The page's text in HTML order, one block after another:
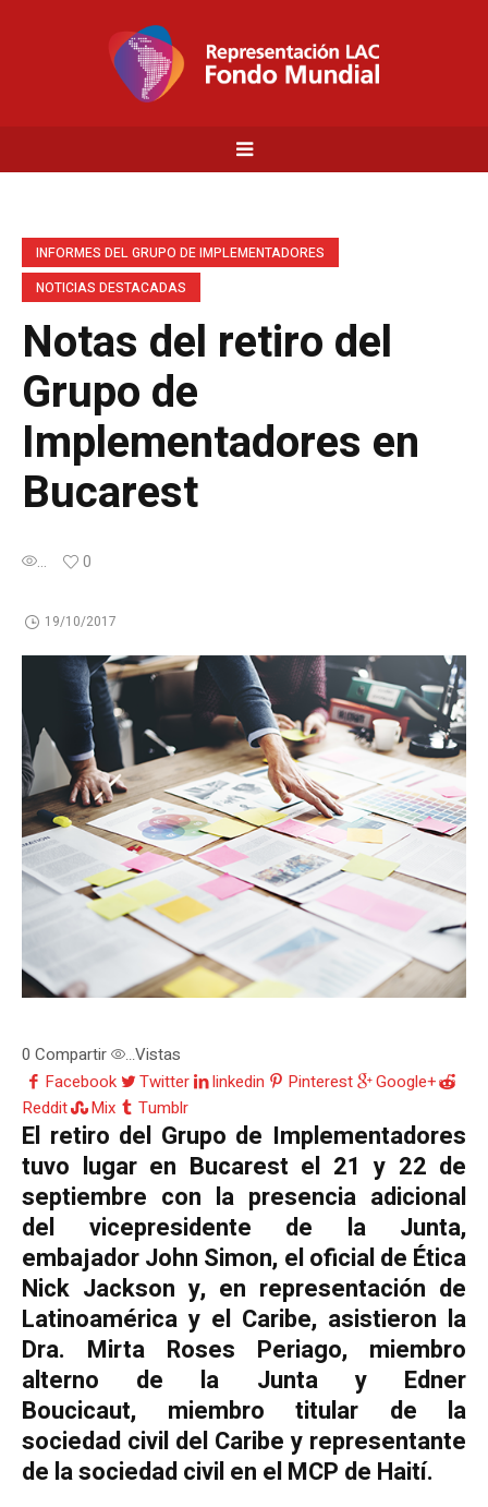
INFORMES DEL GRUPO DE IMPLEMENTADORES
NOTICIAS DESTACADAS
Notas del retiro del
Grupo de
Implementadores en
Bucarest
... 0
19/10/2017
0 Compartir ...Vistas
Facebook
Twitter linkedin Pinterest
Google+
Reddit
Mix Tumblr
El retiro del Grupo de Implementadores
tuvo lugar en Bucarest el 21 y 22 de
septiembre con la presencia adicional
del vicepresidente de la Junta,
embajador John Simon, el oficial de Ética
Nick Jackson y, en representación de
Latinoamérica y el Caribe, asistieron la
Dra. Mirta Roses Periago, miembro
alterno de la Junta y Edner
Boucicaut, miembro titular de la
sociedad civil del Caribe y representante
de la sociedad civil en el MCP de Haití.